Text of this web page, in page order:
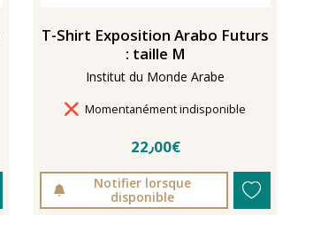
T-Shirt Exposition Arabo Futurs
: taille M
Institut du Monde Arabe
Délais de livraison
Momentanément indisponible
22٫00€
Notifier lorsque
disponible